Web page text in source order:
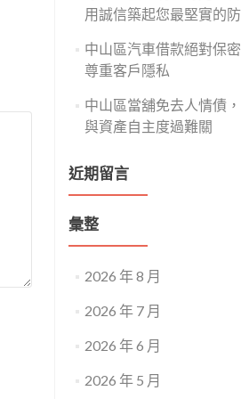
用誠信築起您最堅實的
中山區汽車借款絕對保密
尊重客戶隱私
中山區當舖免去人情債
與資產自主度過難關
近期留言
彙整
2026 年 8 月
2026 年 7 月
2026 年 6 月
2026 年 5 月